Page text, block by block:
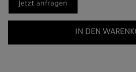
Jetzt anfragen
IN DEN